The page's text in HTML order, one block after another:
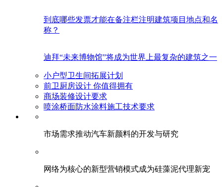
到底哪些发票才能在备注栏注明建筑项目地点和名
称？
迪拜“未来博物馆”将成为世界上最复杂的建筑之一
小户型卫生间拓展计划
前卫厨房设计 你值得拥有
商场装修设计要求
喷涂桥面防水涂料施工技术要求
市场需求推动汽车新颜料的开发与研究
网络为核心的新型营销模式成为硅藻泥代理新宠